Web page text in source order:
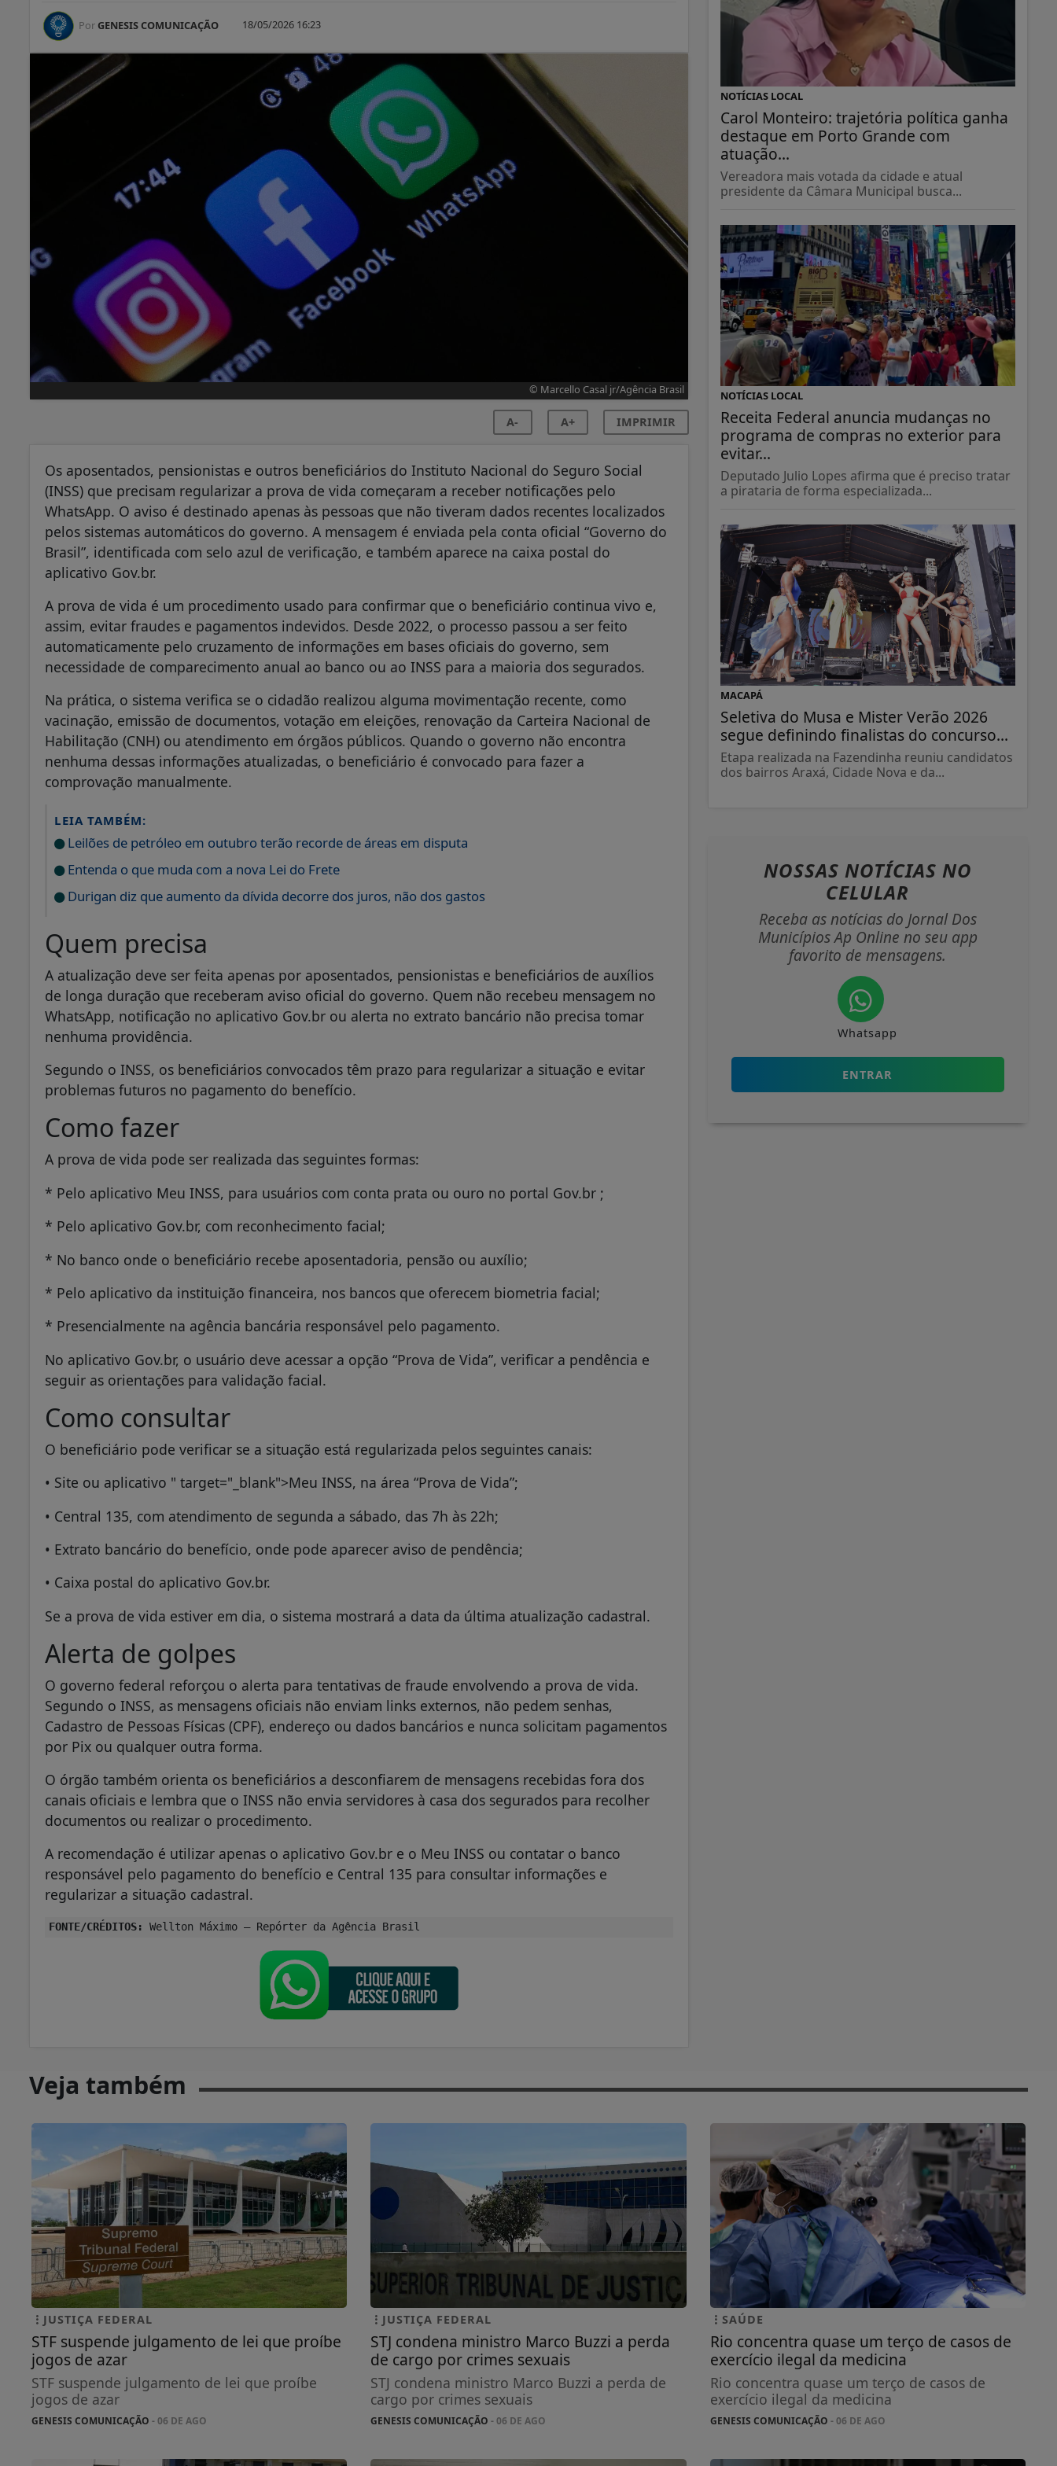
Por GENESIS COMUNICAÇÃO 18/05/2026 16:23
© Marcello Casal jr/Agência Brasil
A- A+ IMPRIMIR
Os aposentados, pensionistas e outros beneficiários do Instituto Nacional do Seguro Social
(INSS) que precisam regularizar a prova de vida começaram a receber notificações pelo
WhatsApp. O aviso é destinado apenas às pessoas que não tiveram dados recentes localizados
pelos sistemas automáticos do governo. A mensagem é enviada pela conta oficial “Governo do
Brasil”, identificada com selo azul de verificação, e também aparece na caixa postal do
aplicativo Gov.br.
A prova de vida é um procedimento usado para confirmar que o beneficiário continua vivo e,
assim, evitar fraudes e pagamentos indevidos. Desde 2022, o processo passou a ser feito
automaticamente pelo cruzamento de informações em bases oficiais do governo, sem
necessidade de comparecimento anual ao banco ou ao INSS para a maioria dos segurados.
Na prática, o sistema verifica se o cidadão realizou alguma movimentação recente, como
vacinação, emissão de documentos, votação em eleições, renovação da Carteira Nacional de
Habilitação (CNH) ou atendimento em órgãos públicos. Quando o governo não encontra
nenhuma dessas informações atualizadas, o beneficiário é convocado para fazer a
comprovação manualmente.
LEIA TAMBÉM:
Leilões de petróleo em outubro terão recorde de áreas em disputa
Entenda o que muda com a nova Lei do Frete
Durigan diz que aumento da dívida decorre dos juros, não dos gastos
Quem precisa
A atualização deve ser feita apenas por aposentados, pensionistas e beneficiários de auxílios
de longa duração que receberam aviso oficial do governo. Quem não recebeu mensagem no
WhatsApp, notificação no aplicativo Gov.br ou alerta no extrato bancário não precisa tomar
nenhuma providência.
Segundo o INSS, os beneficiários convocados têm prazo para regularizar a situação e evitar
problemas futuros no pagamento do benefício.
Como fazer
A prova de vida pode ser realizada das seguintes formas:
* Pelo aplicativo Meu INSS, para usuários com conta prata ou ouro no portal Gov.br ;
* Pelo aplicativo Gov.br, com reconhecimento facial;
* No banco onde o beneficiário recebe aposentadoria, pensão ou auxílio;
* Pelo aplicativo da instituição financeira, nos bancos que oferecem biometria facial;
* Presencialmente na agência bancária responsável pelo pagamento.
No aplicativo Gov.br, o usuário deve acessar a opção “Prova de Vida”, verificar a pendência e
seguir as orientações para validação facial.
Como consultar
O beneficiário pode verificar se a situação está regularizada pelos seguintes canais:
• Site ou aplicativo " target="_blank">Meu INSS, na área “Prova de Vida”;
• Central 135, com atendimento de segunda a sábado, das 7h às 22h;
• Extrato bancário do benefício, onde pode aparecer aviso de pendência;
• Caixa postal do aplicativo Gov.br.
Se a prova de vida estiver em dia, o sistema mostrará a data da última atualização cadastral.
Alerta de golpes
O governo federal reforçou o alerta para tentativas de fraude envolvendo a prova de vida.
Segundo o INSS, as mensagens oficiais não enviam links externos, não pedem senhas,
Cadastro de Pessoas Físicas (CPF), endereço ou dados bancários e nunca solicitam pagamentos
por Pix ou qualquer outra forma.
O órgão também orienta os beneficiários a desconfiarem de mensagens recebidas fora dos
canais oficiais e lembra que o INSS não envia servidores à casa dos segurados para recolher
documentos ou realizar o procedimento.
A recomendação é utilizar apenas o aplicativo Gov.br e o Meu INSS ou contatar o banco
responsável pelo pagamento do benefício e Central 135 para consultar informações e
regularizar a situação cadastral.
FONTE/CRÉDITOS: Wellton Máximo – Repórter da Agência Brasil
NOTÍCIAS LOCAL
Carol Monteiro: trajetória política ganha
destaque em Porto Grande com
atuação...
Vereadora mais votada da cidade e atual
presidente da Câmara Municipal busca...
NOTÍCIAS LOCAL
Receita Federal anuncia mudanças no
programa de compras no exterior para
evitar...
Deputado Julio Lopes afirma que é preciso tratar
a pirataria de forma especializada...
MACAPÁ
Seletiva do Musa e Mister Verão 2026
segue definindo finalistas do concurso...
Etapa realizada na Fazendinha reuniu candidatos
dos bairros Araxá, Cidade Nova e da...
NOSSAS NOTÍCIAS NO
CELULAR
Receba as notícias do Jornal Dos
Municípios Ap Online no seu app
favorito de mensagens.
Whatsapp
ENTRAR
Veja também
JUSTIÇA FEDERAL
STF suspende julgamento de lei que proíbe
jogos de azar
STF suspende julgamento de lei que proíbe
jogos de azar
GENESIS COMUNICAÇÃO - 06 DE AGO
JUSTIÇA FEDERAL
STJ condena ministro Marco Buzzi a perda
de cargo por crimes sexuais
STJ condena ministro Marco Buzzi a perda de
cargo por crimes sexuais
GENESIS COMUNICAÇÃO - 06 DE AGO
SAÚDE
Rio concentra quase um terço de casos de
exercício ilegal da medicina
Rio concentra quase um terço de casos de
exercício ilegal da medicina
GENESIS COMUNICAÇÃO - 06 DE AGO